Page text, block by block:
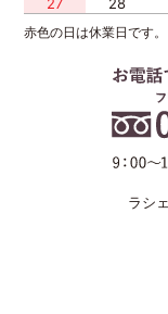
27
28
赤色の日は休業日です。
ラシ